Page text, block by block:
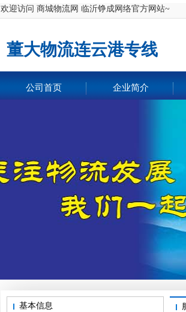
欢迎访问 商城物流网 临沂铮成网络官方网站~
董大物流连云港专线
公司首页 企业简介
基本信息